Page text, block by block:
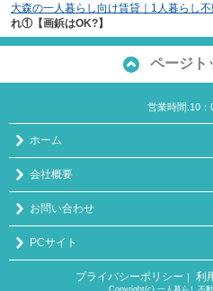
大森の一人暮らし向け賃貸｜1人暮らし
れ①【画鋲はOK?】
ページト
営業時間:10：
ホーム
会社概要
お問い合わせ
PCサイト
プライバシーポリシー 利